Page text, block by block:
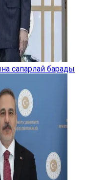
сапарлай барады